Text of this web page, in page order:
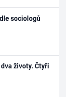
sociologů
životy. Čtyři